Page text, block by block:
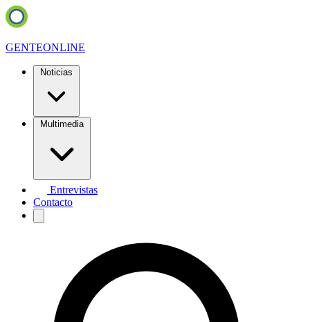
GENTEONLINE
Noticias
Multimedia
Entrevistas
Contacto